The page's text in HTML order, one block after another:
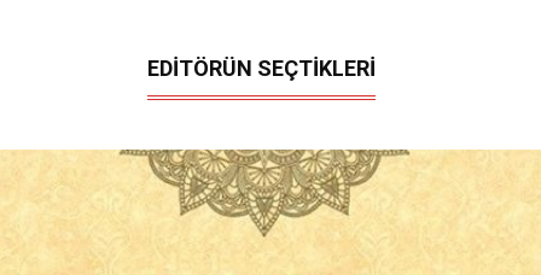
EDİTÖRÜN SEÇTİKLERİ